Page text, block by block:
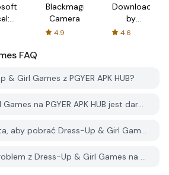
Blackmagic
Camera
4.9
Downloader
by
AFTVnews
4.6
FAQ
Girl Games z PGYER APK HUB?
Czy Dress-Up & Girl Games na PGYER APK HUB jest darmowy do pobrania?
Czy potrzebuję konta, aby pobrać Dress-Up & Girl Games z PGYER APK HUB?
Jak mogę zgłosić problem z Dress-Up & Girl Games na PGYER APK HUB?